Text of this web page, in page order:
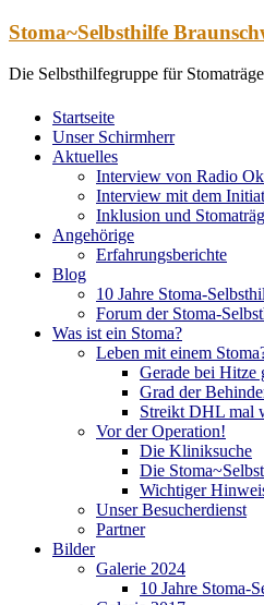
Zum
springen
Stoma~Selbsthilfe
Die Selbsthilfegruppe für
Startseite
Unser Schirmherr
Aktuelles
Interview von Radio
Interview mit dem
Inklusion und
Angehörige
Erfahrungsberichte
Blog
10 Jahre Stoma-
Forum der Stoma-
Was ist ein Stoma?
Leben mit einem
Gerade bei Hitze
Grad der
Streikt DHL mal
Vor der Operation!
Die Kliniksuche
Die
Wichtiger
Unser Besucherdienst
Partner
Bilder
Galerie 2024
10 Jahre Stoma-